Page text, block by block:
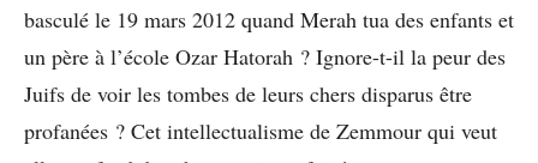
basculé le 19 mars 2012 quand Merah tua des enfants et
un père à l’école Ozar Hatorah ? Ignore-t-il la peur des
Juifs de voir les tombes de leurs chers disparus être
profanées ? Cet intellectualisme de Zemmour qui veut